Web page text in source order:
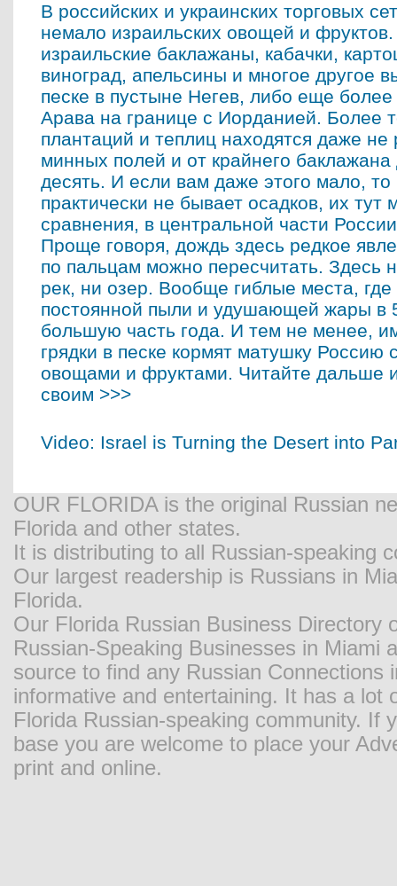
В российских и украинских торговых
немало израильских овощей и
израильские баклажаны, кабачки,
виноград, апельсины и многое другое
песке в пустыне Негев, либо еще
Арава на границе с Иорданией. Более
плантаций и теплиц находятся даже
минных полей и от крайнего
десять. И если вам даже этого мало, то
практически не бывает осадков, их
сравнения, в центральной части
Проще говоря, дождь здесь редкое
по пальцам можно пересчитать. Здесь
рек, ни озер. Вообще гиблые места,
постоянной пыли и удушающей жары в
большую часть года. И тем не менее,
грядки в песке кормят матушку Россию
овощами и фруктами. Читайте дальше
своим >>>
Video: Israel is Turning the Desert into
OUR FLORIDA is the original Russian
Florida and other states.
It is distributing to all Russian-speaking
Our largest readership is Russians in
Florida.
Our Florida Russian Business Directory
Russian-Speaking Businesses in Miami
source to find any Russian
informative and entertaining. It has a
Florida Russian-speaking community. If
base you are welcome to place your
print and online.